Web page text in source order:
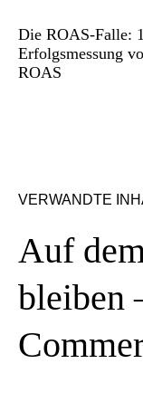
Die ROAS-Falle:
Erfolgsmessung
ROAS
VERWANDTE
Auf
bleiben